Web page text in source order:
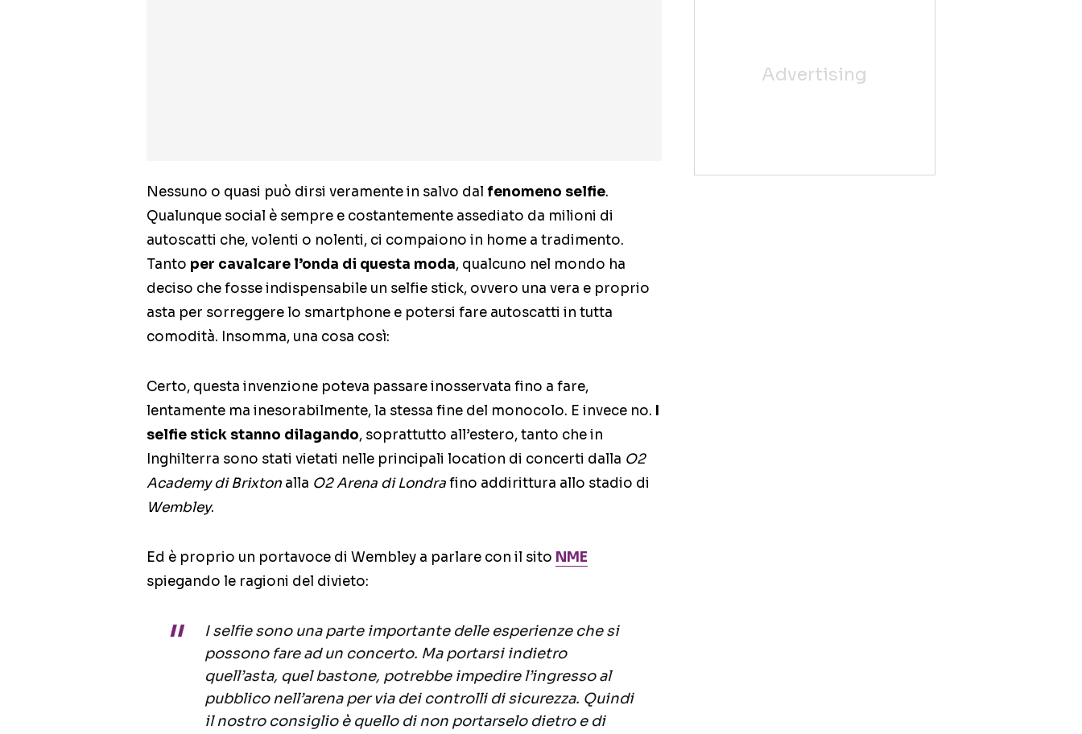
Nessuno o quasi può dirsi veramente in salvo dal fenomeno selfie.
Qualunque social è sempre e costantemente assediato da milioni di
autoscatti che, volenti o nolenti, ci compaiono in home a tradimento.
Tanto per cavalcare l’onda di questa moda, qualcuno nel mondo ha
deciso che fosse indispensabile un selfie stick, ovvero una vera e proprio
asta per sorreggere lo smartphone e potersi fare autoscatti in tutta
comodità. Insomma, una cosa così:
Certo, questa invenzione poteva passare inosservata fino a fare,
lentamente ma inesorabilmente, la stessa fine del monocolo. E invece no. I
selfie stick stanno dilagando, soprattutto all’estero, tanto che in
Inghilterra sono stati vietati nelle principali location di concerti dalla O2
Academy di Brixton alla O2 Arena di Londrafino addirittura allo stadio di
Wembley.
Ed è proprio un portavoce di Wembley a parlare con il sito NME
spiegando le ragioni del divieto:
I selfie sono una parte importante delle esperienze che si
possono fare ad un concerto. Ma portarsi indietro
quell’asta, quel bastone, potrebbe impedire l’ingresso al
pubblico nell’arena per via dei controlli di sicurezza. Quindi
il nostro consiglio è quello di non portarselo dietro e di